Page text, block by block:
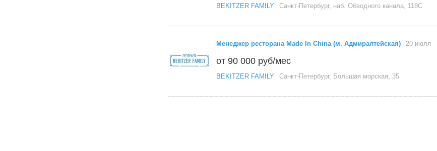
BEKITZER FAMILY Санкт-Петербург, наб. Обводного канала, 118С
Менеджер ресторана Made In China (м. Адмиралтейская) 20 июля
от 90 000 руб/мес
BEKITZER FAMILY Санкт-Петербург, Большая морская, 35